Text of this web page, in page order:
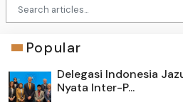
Popular
Delegasi Indonesia
Nyata Inter-P...